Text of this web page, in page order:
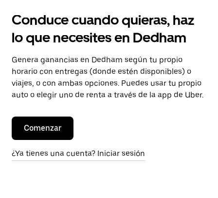
Conduce cuando quieras, haz
lo que necesites en Dedham
Genera ganancias en Dedham según tu propio
horario con entregas (donde estén disponibles) o
viajes, o con ambas opciones. Puedes usar tu propio
auto o elegir uno de renta a través de la app de Uber.
Comenzar
¿Ya tienes una cuenta? Iniciar sesión